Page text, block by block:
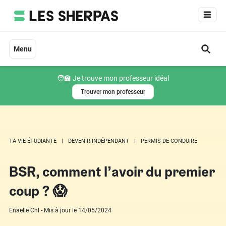
Menu
🧑‍🏫 Je trouve mon professeur idéal
Trouver mon professeur
TA VIE ÉTUDIANTE DEVENIR INDÉPENDANT PERMIS DE CONDUIRE
BSR, comment l’avoir du premier
coup ? 😱
Enaelle Chl - Mis à jour le 14/05/2024